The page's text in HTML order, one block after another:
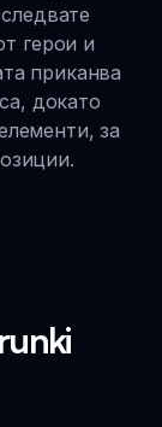
герои и
приканва
докато
за